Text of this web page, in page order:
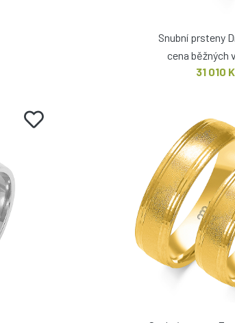
Snubní prsteny
cena běžných
31 010